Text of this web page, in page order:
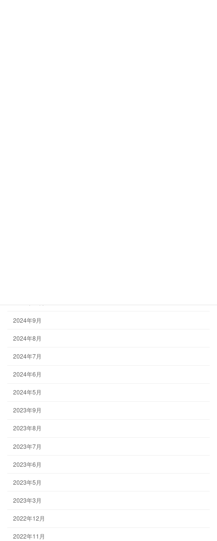
2024年9月
2024年8月
2024年7月
2024年6月
2024年5月
2023年9月
2023年8月
2023年7月
2023年6月
2023年5月
2023年3月
2022年12月
2022年11月